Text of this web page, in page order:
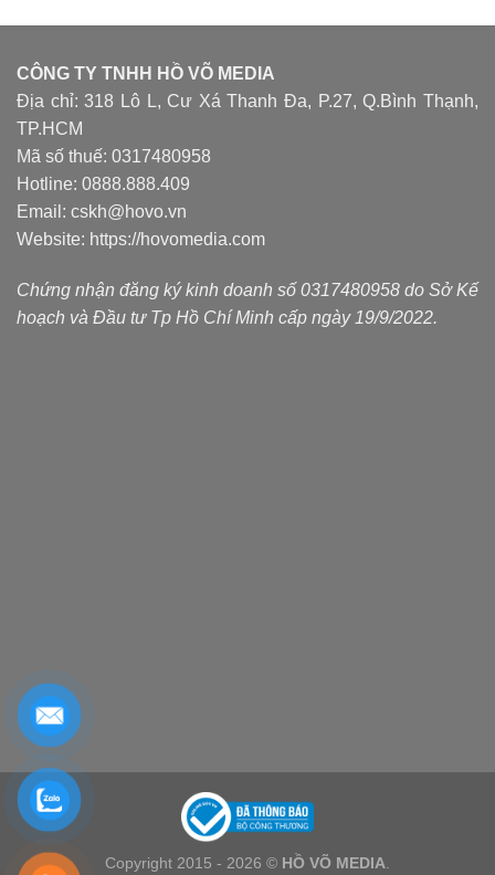
CÔNG TY TNHH HỒ VÕ MEDIA
Địa chỉ: 318 Lô L, Cư Xá Thanh Đa, P.27, Q.Bình Thạnh,
TP.HCM
Mã số thuế: 0317480958
Hotline: 0888.888.409
Email: cskh@hovo.vn
Website: https://hovomedia.com
Chứng nhận đăng ký kinh doanh số 0317480958 do Sở Kế
hoạch và Đầu tư Tp Hồ Chí Minh cấp ngày 19/9/2022.
Copyright 2015 - 2026 © HỒ VÕ MEDIA